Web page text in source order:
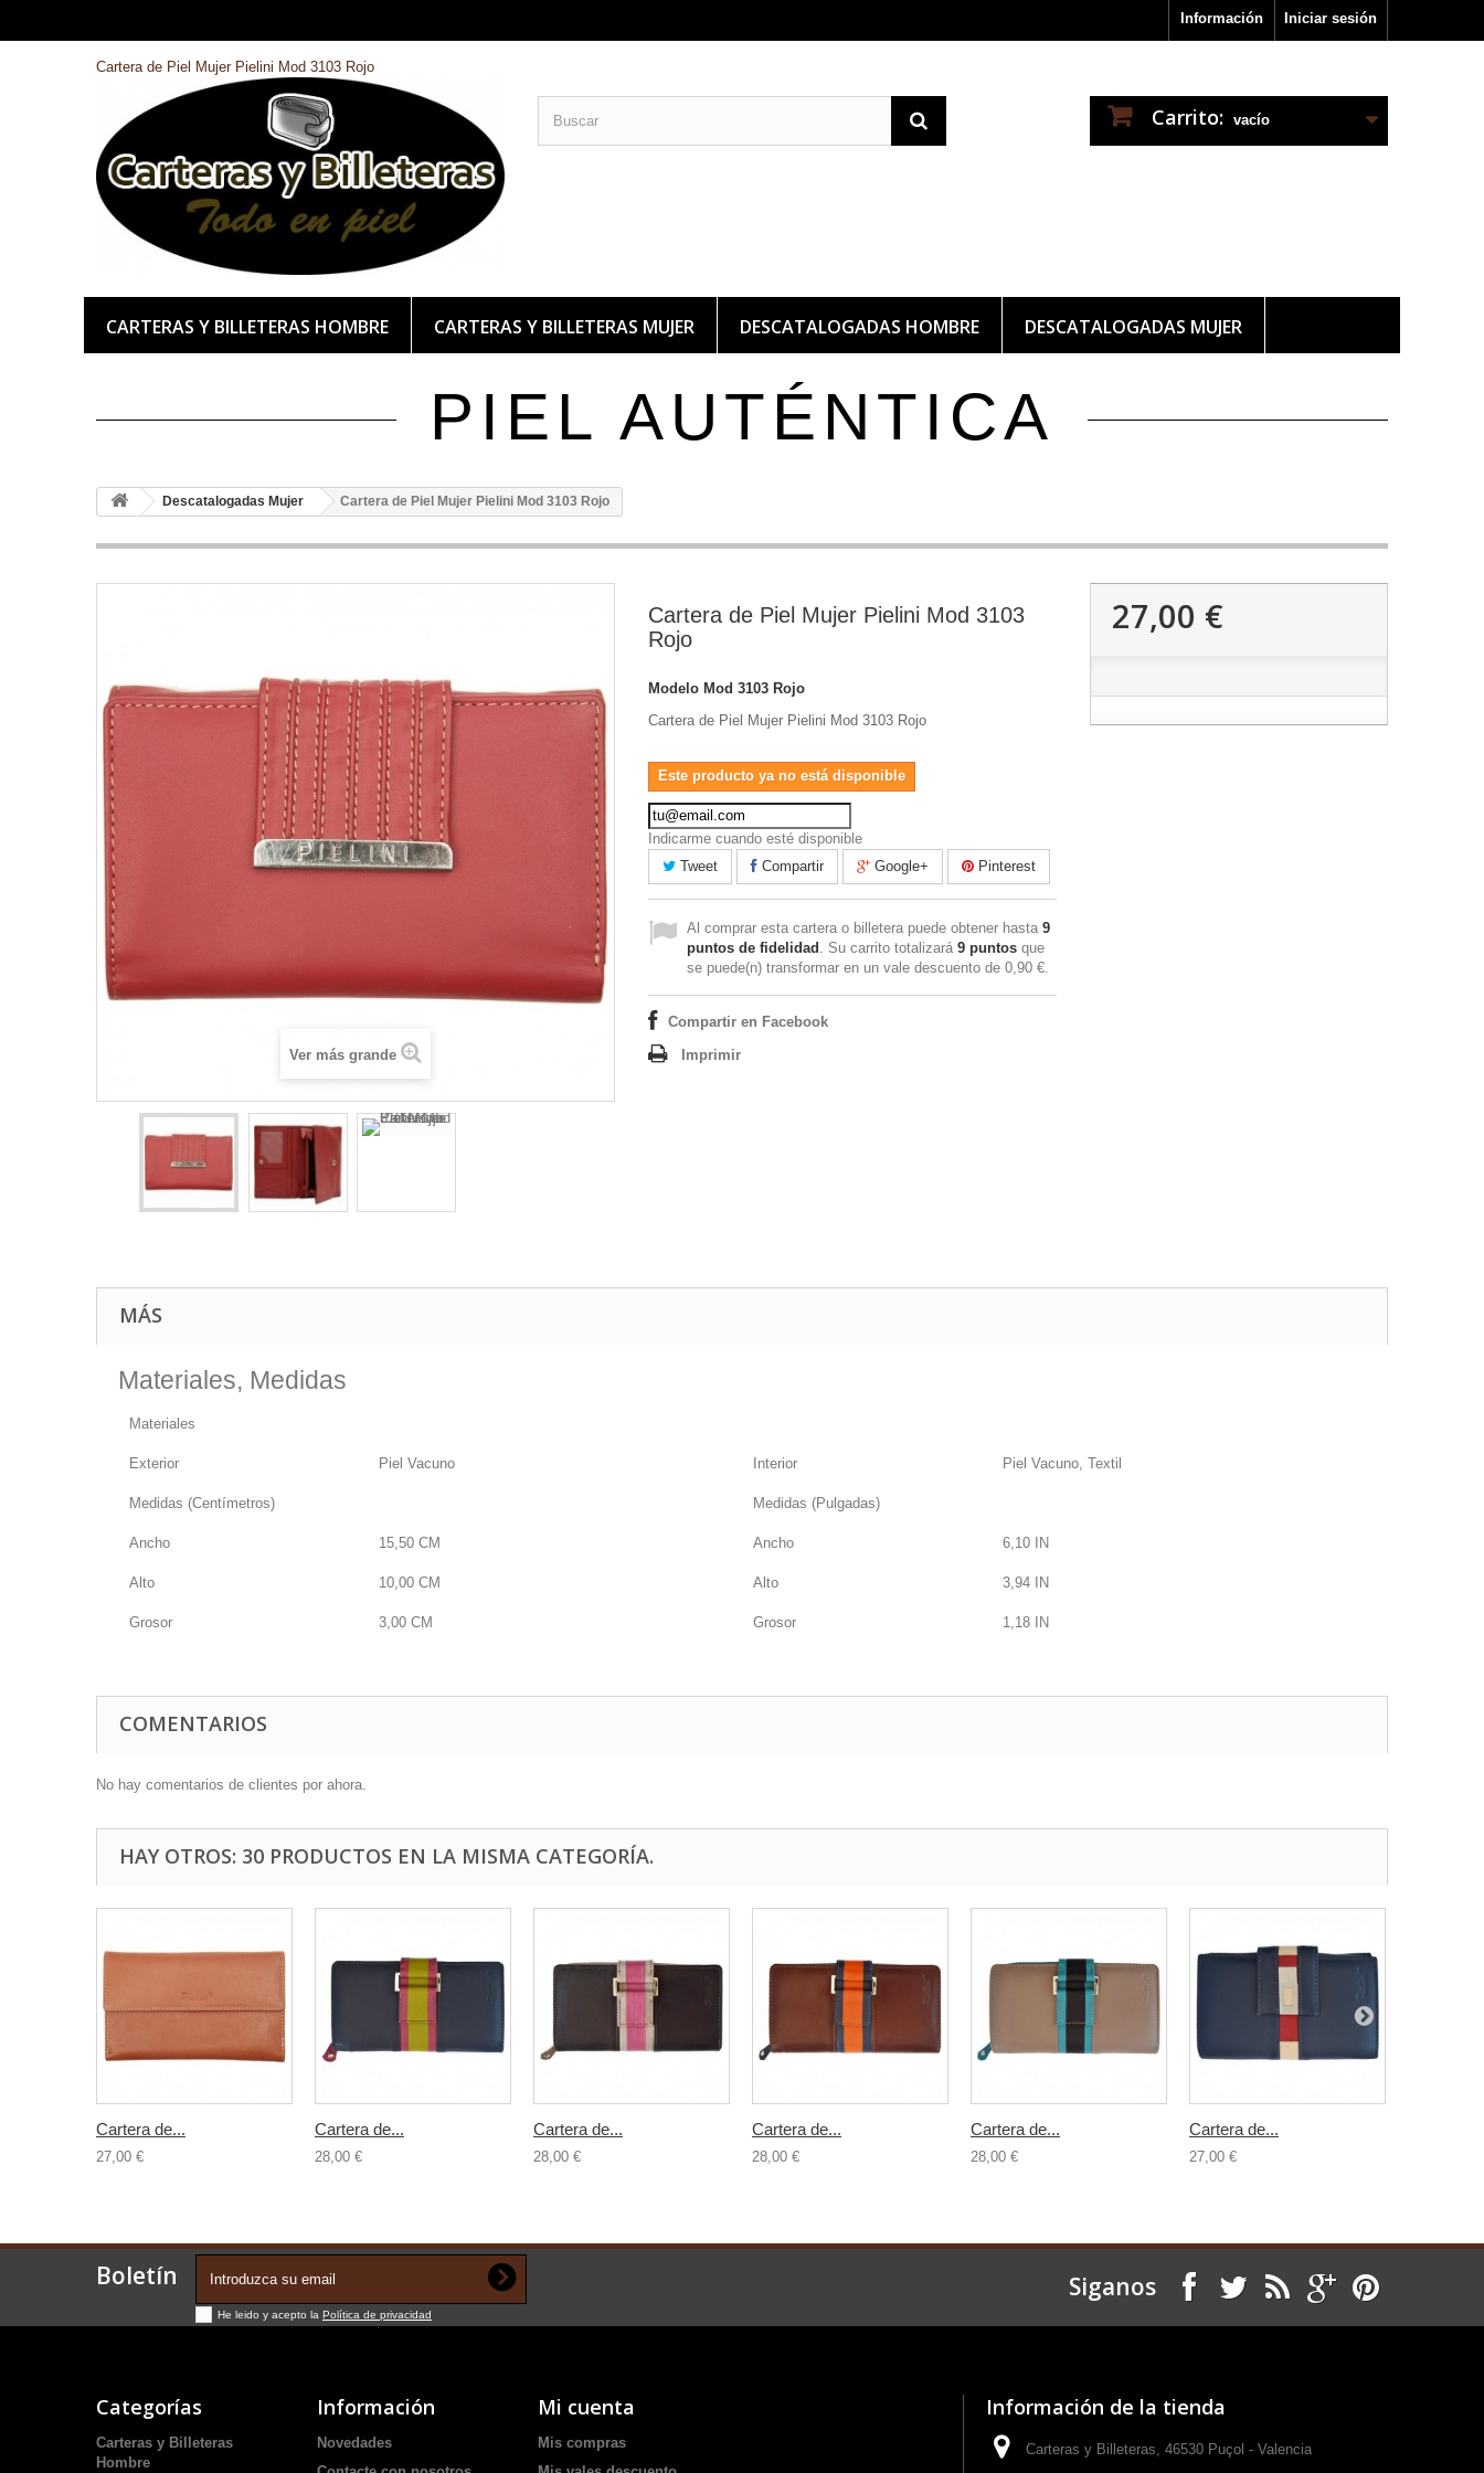
Iniciar sesión
Información
Cartera de Piel Mujer Pielini Mod 3103 Rojo
Carrito: vacío
CARTERAS Y BILLETERAS HOMBRE CARTERAS Y BILLETERAS MUJER DESCATALOGADAS HOMBRE DESCATALOGADAS MUJER
PIEL AUTÉNTICA
Descatalogadas Mujer Cartera de Piel Mujer Pielini Mod 3103 Rojo
Ver más grande
Cartera de Piel Mujer Pielini Mod 3103
Rojo
Modelo Mod 3103 Rojo
Cartera de Piel Mujer Pielini Mod 3103 Rojo
Este producto ya no está disponible
Indicarme cuando esté disponible
Tweet
Compartir Google+ Pinterest
Al comprar esta cartera o billetera puede obtener hasta 9
puntos de fidelidad . Su carrito totalizará 9 puntos que
se puede(n) transformar en un vale descuento de 0,90 €
Compartir en Facebook
Imprimir
27,00 €
MÁS
Materiales, Medidas
Materiales
Exterior Piel Vacuno Interior Piel Vacuno, Textil
Medidas (Centímetros) Medidas (Pulgadas)
Ancho 15,50 CM Ancho 6,10 IN
Alto 10,00 CM Alto 3,94 IN
Grosor 3,00 CM Grosor 1,18 IN
COMENTARIOS
No hay comentarios de clientes por ahora.
HAY OTROS: 30 PRODUCTOS EN LA MISMA CATEGORÍA.
Cartera de...
27,00 €
Cartera de...
28,00 €
Cartera de...
28,00 €
Cartera de...
28,00 €
Cartera de...
28,00 €
Cartera de...
27,00 €
Boletín
He leido y acepto la Política de privacidad
Siganos
Categorías
Carteras y Billeteras
Hombre
Información
Novedades
Mi cuenta
Mis compras
Información de la tienda
Carteras y Billeteras, 46530 Puçol - Valencia